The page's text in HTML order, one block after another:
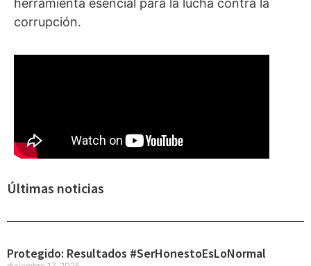
herramienta esencial para la lucha contra la
corrupción.
Últimas noticias
Protegido: Resultados #SerHonestoEsLoNormal